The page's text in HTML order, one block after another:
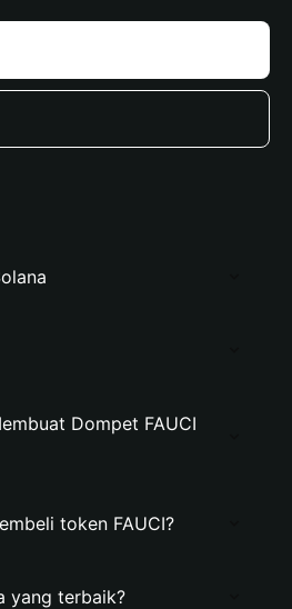
Dompet FAUCI
token FAUCI?
yang terbaik?